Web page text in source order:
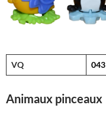
VQ 043
Animaux pinceaux